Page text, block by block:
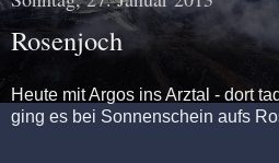
Rosenjoch
Heute mit Argos ins Arztal - dort
ging es bei Sonnenschein aufs